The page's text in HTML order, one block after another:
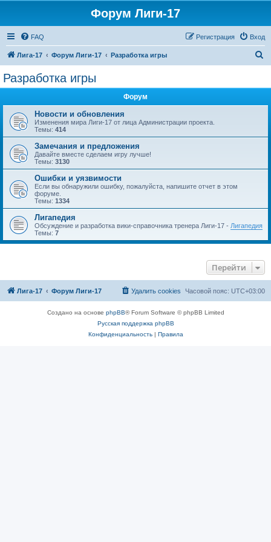
Форум Лиги-17
FAQ Вход
Регистрация
Лига-17 Форум Лиги-17 Разработка игры
Разработка игры
Форум
Новости и обновления
Изменения мира Лиги-17 от лица Администрации проекта.
Темы: 414
Замечания и предложения
Давайте вместе сделаем игру лучше!
Темы: 3130
Ошибки и уязвимости
Если вы обнаружили ошибку, пожалуйста, напишите отчет в этом
форуме.
Темы: 1334
Лигапедия
Обсуждение и разработка вики-справочника тренера Лиги-17 - Лигапедия
Темы: 7
Перейти
Лига-17 Форум Лиги-17 Часовой пояс: UTC+03:00
Удалить cookies
Создано на основе phpBB® Forum Software © phpBB Limited
Русская поддержка phpBB
Конфиденциальность| Правила